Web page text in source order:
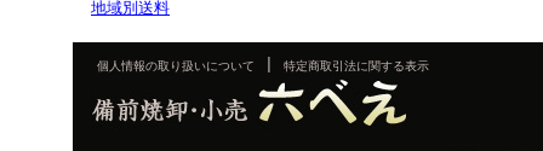
地域別送料
個人情報の取り扱いについて 特定商取引法に関する表示